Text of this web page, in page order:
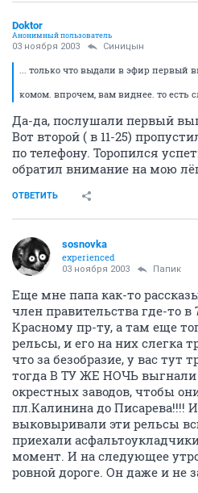
Doktor
Анонимный пользователь
03 ноября 2003 Синицын
... только что выдали в эфир первый
комом. впрочем, вам виднее. то есть
Да-да, послушали первый
Вот второй ( в 11-25)
по телефону. Торопился
обратил внимание на мою
ОТВЕТИТЬ
sosnovka
experienced
03 ноября 2003 Папик
Еще мне папа как-то
член правительства где-то
Красному пр-ту, а там еще
рельсы, и его на них слегка
что за безобразие, у вас тут
тогда В ТУ ЖЕ НОЧЬ выгнали
окрестных заводов, чтобы
пл.Калинина до Писарева!!!!
выковыривали эти рельсы
приехали
момент. И на следующее
ровной дороге. Он даже и не